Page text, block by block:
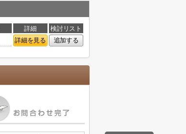
詳細
検討リスト
詳細を見る 追加する